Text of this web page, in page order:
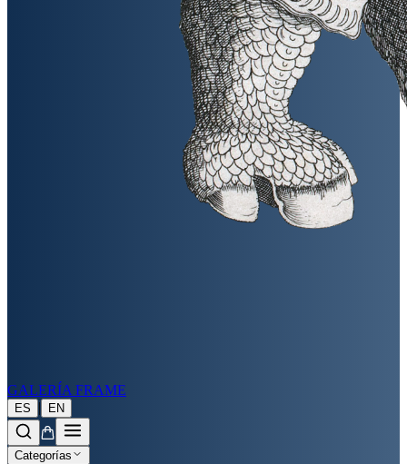
GALERÍA FRAME
ES | EN
Categorías